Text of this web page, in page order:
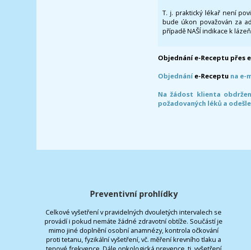
T. j. praktický lékař není
bude úkon považován za
případě NAŠÍ indikace k
Objednání e-Receptu přes
Objednáníe-Receptu na e-
Na žádost klienta
požadovaných léků a
Preventivní prohlídky
Celkové vyšetření v pravidelných dvouletých intervalech se
provádí i pokud nemáte žádné zdravotní obtíže. Součástí je
mimo jiné doplnění osobní anamnézy, kontrola očkování
proti tetanu, fyzikální vyšetření, vč. měření krevního tlaku a